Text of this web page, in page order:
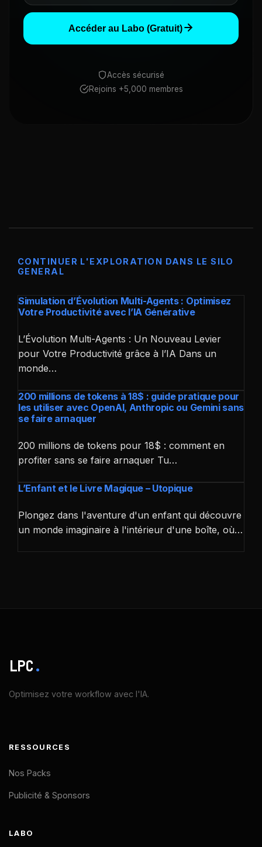
Accéder au Labo (Gratuit)
Accès sécurisé
Rejoins +5,000 membres
CONTINUER L'EXPLORATION DANS LE SILO
GENERAL
Simulation d’Évolution Multi-Agents : Optimisez
Votre Productivité avec l’IA Générative
L’Évolution Multi-Agents : Un Nouveau Levier
pour Votre Productivité grâce à l’IA Dans un
monde…
200 millions de tokens à 18$ : guide pratique pour
les utiliser avec OpenAI, Anthropic ou Gemini sans
se faire arnaquer
200 millions de tokens pour 18$ : comment en
profiter sans se faire arnaquer Tu…
L’Enfant et le Livre Magique – Utopique
Plongez dans l'aventure d'un enfant qui découvre
un monde imaginaire à l'intérieur d'une boîte, où…
LPC.
Optimisez votre workflow avec l'IA.
RESSOURCES
Nos Packs
Publicité & Sponsors
LABO